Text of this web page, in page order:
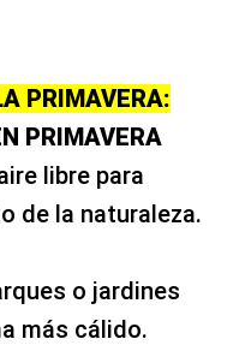
PRIMAVERA:
PRIMAVERA
libre para
de la naturaleza.
o jardines
más cálido.